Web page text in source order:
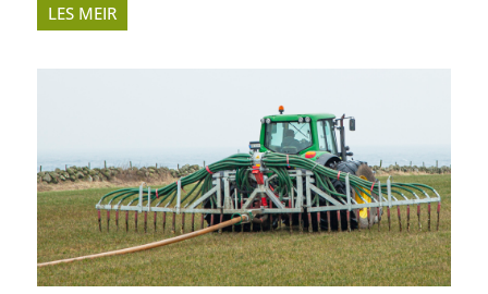
LES MEIR